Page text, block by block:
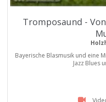
Tromposaund -
Bayerische Blasmusik und eine
Jazz Blues